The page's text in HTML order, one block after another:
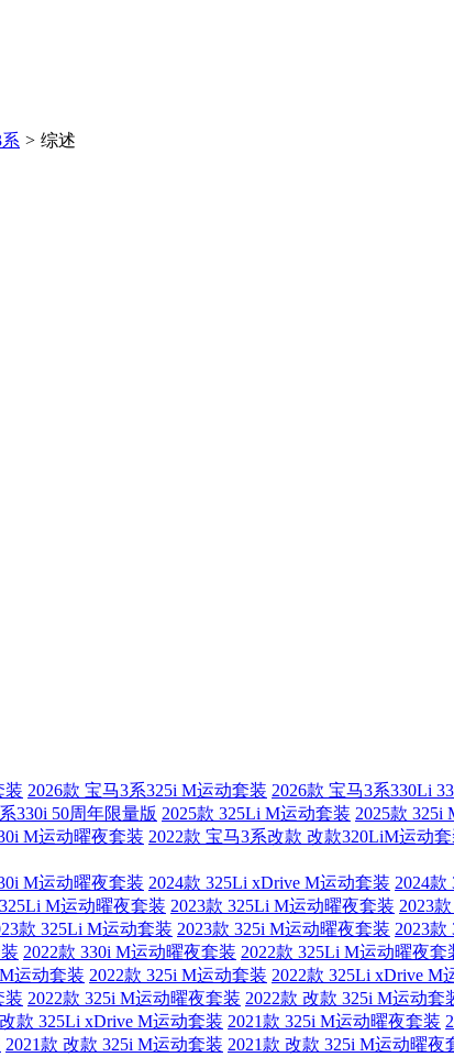
> 综述
装 2026款 宝马3系325i M运动套装 2026款 宝马3系330Li
330i 50周年限量版 2025款 325Li M运动套装 2025款 325i
M运动曜夜套装 2022款 宝马3系改款 改款320LiM运动
M运动曜夜套装 2024款 325Li xDrive M运动套装 2024
M运动曜夜套装 2023款 325Li M运动曜夜套装 2023
款 325Li M运动套装 2023款 325i M运动曜夜套装 2023
2022款 330i M运动曜夜套装 2022款 325Li M运动曜夜套
运动套装 2022款 325i M运动套装 2022款 325Li xDrive M
装 2022款 325i M运动曜夜套装 2022款 改款 325i M运动套
款 325Li xDrive M运动套装 2021款 325i M运动曜夜套装
2021款 改款 325i M运动套装 2021款 改款 325i M运动曜夜